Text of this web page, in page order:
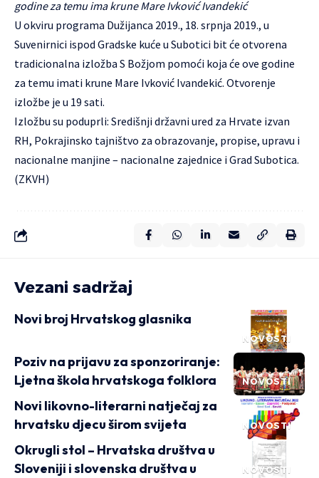
godine za temu ima krune Mare Ivković Ivandekić
U okviru programa Dužijanca 2019., 18. srpnja 2019., u
Suvenirnici ispod Gradske kuće u Subotici bit će otvorena
tradicionalna izložba S Božjom pomoći koja će ove godine
za temu imati krune Mare Ivković Ivandekić. Otvorenje
izložbe je u 19 sati.
Izložbu su poduprli: Središnji državni ured za Hrvate izvan
RH, Pokrajinsko tajništvo za obrazovanje, propise, upravu i
nacionalne manjine – nacionalne zajednice i Grad Subotica.
(ZKVH)
Vezani sadržaj
NOVOSTI
Novi broj Hrvatskog glasnika
NOVOSTI
Poziv na prijavu za sponzoriranje:
Ljetna škola hrvatskoga folklora
NOVOSTI
Novi likovno-literarni natječaj za
hrvatsku djecu širom svijeta
NOVOSTI
Okrugli stol – Hrvatska društva u
Sloveniji i slovenska društva u